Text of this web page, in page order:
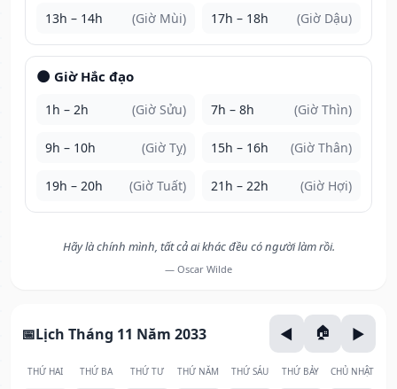
13h – 14h (Giờ Mùi) 17h – 18h (Giờ Dậu)
🌑 Giờ Hắc đạo
1h – 2h (Giờ Sửu) 7h – 8h (Giờ Thìn)
9h – 10h (Giờ Tỵ) 15h – 16h (Giờ Thân)
19h – 20h (Giờ Tuất) 21h – 22h (Giờ Hợi)
Hãy là chính mình, tất cả ai khác đều có người làm rồi.
— Oscar Wilde
Lịch Tháng 11 Năm 2033
THỨ HAI THỨ BA THỨ TƯ THỨ NĂM THỨ SÁU THỨ BẢY CHỦ NHẬT